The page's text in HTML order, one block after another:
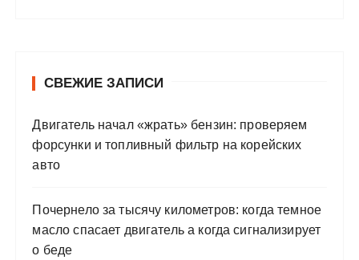
СВЕЖИЕ ЗАПИСИ
Двигатель начал «жрать» бензин: проверяем
форсунки и топливный фильтр на корейских
авто
Почернело за тысячу километров: когда темное
масло спасает двигатель а когда сигнализирует
о беде